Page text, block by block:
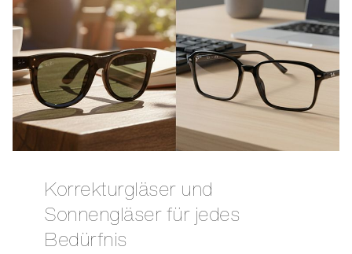
Korrekturgläser und
Sonnengläser für jedes
Bedürfnis